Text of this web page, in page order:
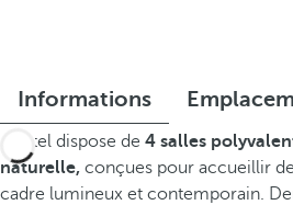
Informations
L'hôtel dispose de 4 salles
naturelle, conçues pour accueillir
cadre lumineux et contemporain.